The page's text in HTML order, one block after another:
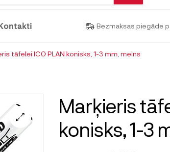
Bezmaksas piegāde
tāfelei ICO PLAN konisks, 1-3 mm, melns
Marķieris
konisks, 1-3